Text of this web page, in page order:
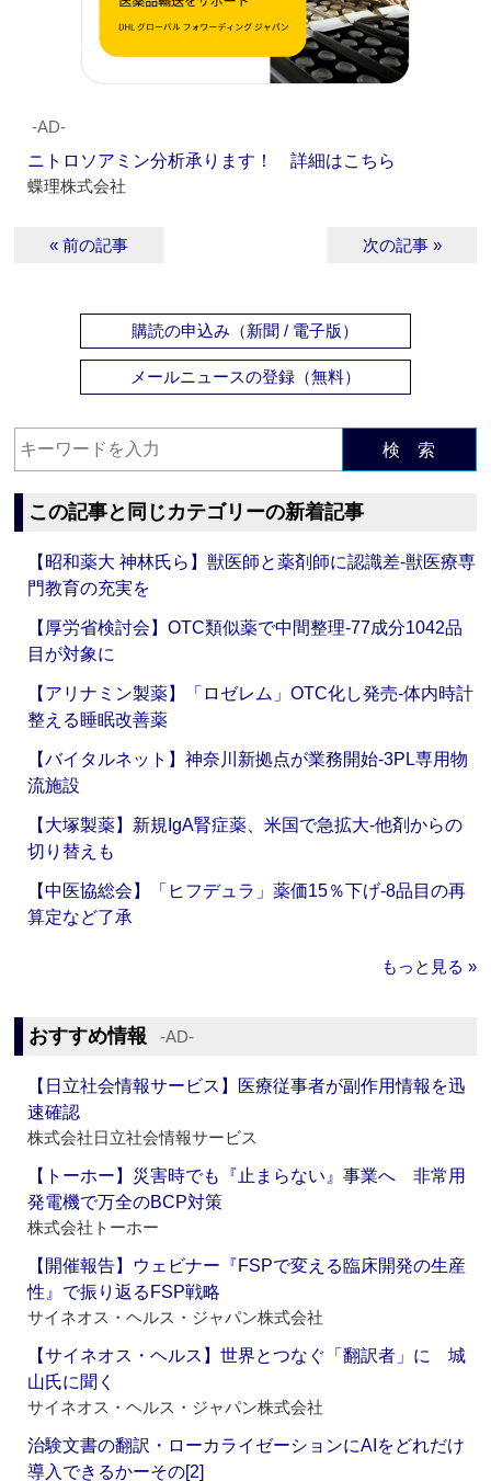
‐AD‐
ニトロソアミン分析承ります！ 詳細はこちら
蝶理株式会社
« 前の記事 次の記事 »
購読の申込み（新聞 / 電子版）
メールニュースの登録（無料）
検 索
この記事と同じカテゴリーの新着記事
【昭和薬大 神林氏ら】獣医師と薬剤師に認識差‐獣医療専
門教育の充実を
【厚労省検討会】OTC類似薬で中間整理‐77成分1042品
目が対象に
【アリナミン製薬】「ロゼレム」OTC化し発売‐体内時計
整える睡眠改善薬
【バイタルネット】神奈川新拠点が業務開始‐3PL専用物
流施設
【大塚製薬】新規IgA腎症薬、米国で急拡大‐他剤からの
切り替えも
【中医協総会】「ヒフデュラ」薬価15％下げ‐8品目の再
算定など了承
もっと見る »
おすすめ情報 ‐AD‐
【日立社会情報サービス】医療従事者が副作用情報を迅
速確認
株式会社日立社会情報サービス
【トーホー】災害時でも『止まらない』事業へ 非常用
発電機で万全のBCP対策
株式会社トーホー
【開催報告】ウェビナー『FSPで変える臨床開発の生産
性』で振り返るFSP戦略
サイネオス・ヘルス・ジャパン株式会社
【サイネオス・ヘルス】世界とつなぐ「翻訳者」に 城
山氏に聞く
サイネオス・ヘルス・ジャパン株式会社
治験文書の翻訳・ローカライゼーションにAIをどれだけ
導入できるかーその[2]